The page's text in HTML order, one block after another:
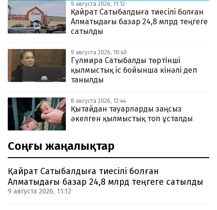
9 августа 2026, 11:12
Қайрат Сатыбалдыға тиесілі болған
Алматыдағы базар 24,8 млрд теңгеге
сатылды
9 августа 2026, 10:40
Гүлмира Сатыбалды төртінші
қылмыстық іс бойынша кінәлі деп
танылды
8 августа 2026, 12:44
Қытайдан тауарларды заңсыз
әкелген қылмыстық топ ұсталды
Соңғы жаңалықтар
Қайрат Сатыбалдыға тиесілі болған
Алматыдағы базар 24,8 млрд теңгеге сатылды
9 августа 2026, 11:12